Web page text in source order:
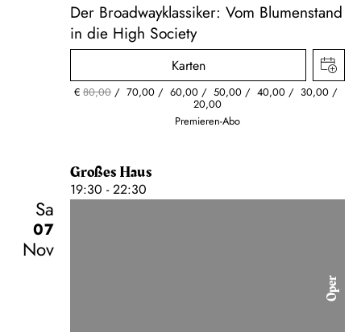
Der Broadwayklassiker: Vom Blumenstand
in die High Society
Karten
€ 80,00 70,00 60,00 50,00 40,00 30,00
20,00
Premieren-Abo
Großes Haus
19:30 - 22:30
Sa
07
Nov
Oper